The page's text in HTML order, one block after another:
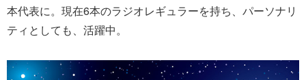
本代表に。現在6本のラジオレギュラーを持ち、パーソナリ
ティとしても、活躍中。